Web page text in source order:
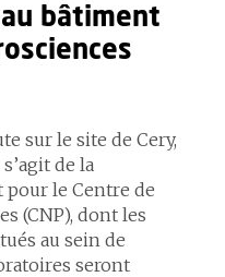
bâtiment
sur le site de Cery,
de la
le Centre de
(CNP), dont les
au sein de
seront